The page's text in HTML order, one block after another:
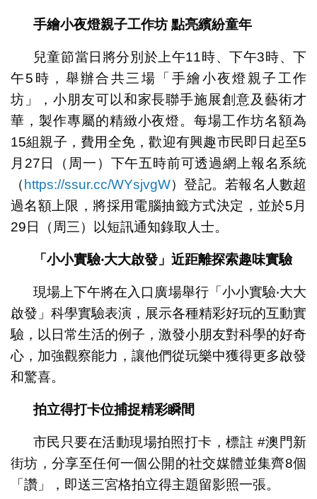
手繪小夜燈親子工作坊 點亮繽紛童年
兒童節當日將分別於上午11時、下午3時、下
午5時，舉辦合共三場「手繪小夜燈親子工作
坊」，小朋友可以和家長聯手施展創意及藝術才
華，製作專屬的精緻小夜燈。每場工作坊名額為
15組親子，費用全免，歡迎有興趣市民即日起至5
月27日（周一）下午五時前可透過網上報名系統
（ https://ssur.cc/WYsjvgW）登記。若報名人數超
過名額上限，將採用電腦抽籤方式決定，並於5月
29日（周三）以短訊通知錄取人士。
「小小實驗‧大大啟發」近距離探索趣味實驗
現場上下午將在入口廣場舉行「小小實驗‧大大
啟發」科學實驗表演，展示各種精彩好玩的互動實
驗，以日常生活的例子，激發小朋友對科學的好奇
心，加強觀察能力，讓他們從玩樂中獲得更多啟發
和驚喜。
拍立得打卡位捕捉精彩瞬間
市民只要在活動現場拍照打卡，標註 #澳門新
街坊，分享至任何一個公開的社交媒體並集齊8個
「讚」，即送三宮格拍立得主題留影照一張。